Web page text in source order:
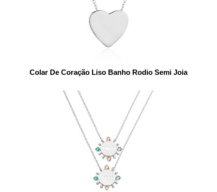
Colar De Coração Liso Banho Rodio Semi Joia